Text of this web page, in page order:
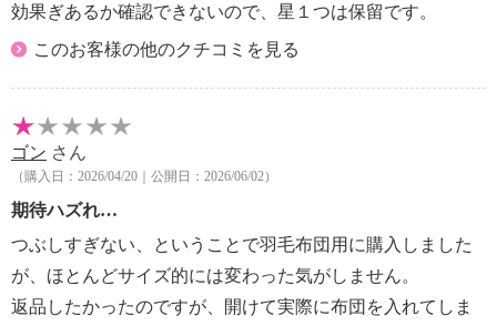
効果ぎあるか確認できないので、星１つは保留です。
このお客様の他のクチコミを見る
ゴン さん
（購入日：2026/04/20｜公開日：2026/06/02）
期待ハズれ…
つぶしすぎない、ということで羽毛布団用に購入しました
が、ほとんどサイズ的には変わった気がしません。
返品したかったのですが、開けて実際に布団を入れてしま